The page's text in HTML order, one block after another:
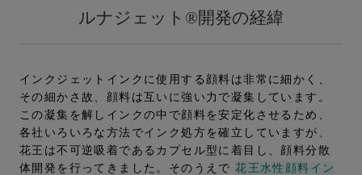
ルナジェット ®開発の経緯
インクジェットインクに使用する顔料は非常に細かく、
その細かさ故、顔料は互いに強い力で凝集しています。
この凝集を解しインクの中で顔料を安定化させるため、
各社いろいろな方法でインク処方を確立していますが、
花王は不可逆吸着であるカプセル型に着目し、顔料分散
体開発を行ってきました。そのうえで花王水性顔料イン